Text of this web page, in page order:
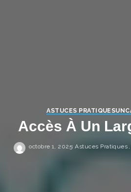
ASTUCES PRATIQUES
Accès À Un
octobre 1, 2025 Astuces Pratiques